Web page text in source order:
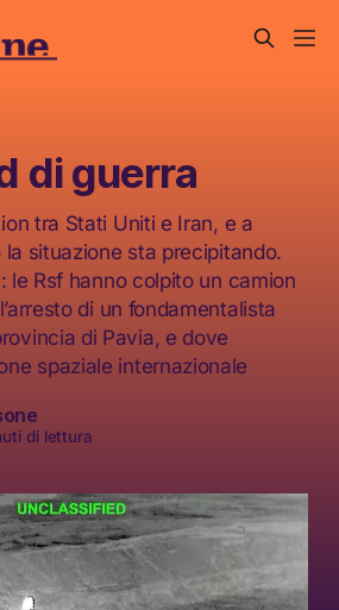
di guerra
tra Stati Uniti e Iran, e a
situazione sta precipitando.
le Rsf hanno colpito un camion
di un fondamentalista
di Pavia, e dove
spaziale internazionale
di lettura